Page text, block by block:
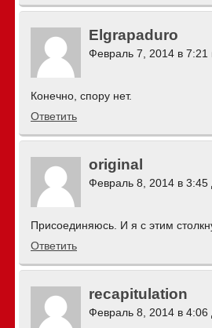
Elgrapaduro
Февраль 7, 2014 в 7:21
Конечно, спору нет.
Ответить
original
Февраль 8, 2014 в 3:45
Присоединяюсь. И я с этим
Ответить
recapitulation
Февраль 8, 2014 в 4:06